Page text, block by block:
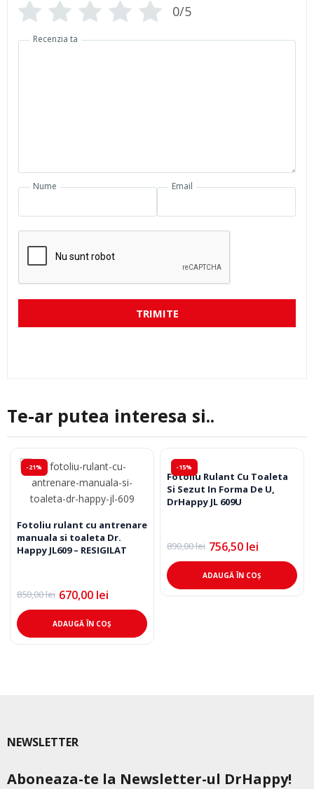
0/5
Recenzia ta
Nume Email
TRIMITE
Te-ar putea interesa si..
-21%
Fotoliu rulant cu antrenare
manuala si toaleta Dr.
Happy JL609 – RESIGILAT
850,00lei
Prețul
inițial
a
fost:
850,00 lei.
670,00 lei
Prețul
curent
este:
670,00 lei.
ADAUGĂ ÎN COȘ
-15%
Fotoliu Rulant Cu Toaleta
Si Sezut In Forma De U,
DrHappy JL 609U
890,00lei
Prețul
inițial
a
fost:
890,00 lei.
756,50 lei
Prețul
curent
este:
756,50 lei.
ADAUGĂ ÎN COȘ
NEWSLETTER
Aboneaza-te la Newsletter-ul DrHappy!